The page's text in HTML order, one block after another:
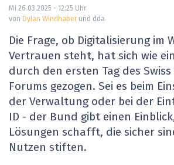
Mi 26.03.2025 - 12:25 Uhr
von Dylan Windhaberund dda
Die Frage, ob Digitalisierung im
Vertrauen steht, hat sich wie
durch den ersten Tag des
Forums gezogen. Sei es beim
der Verwaltung oder bei der
ID - der Bund gibt einen
Lösungen schafft, die sicher
Nutzen stiften.